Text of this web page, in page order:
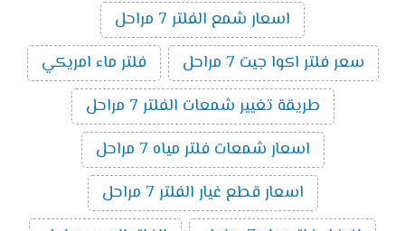
اسعار شمع الفلتر 7 مراحل
سعر فلتر اكوا جيت 7 مراحل
فلتر ماء امريكي
طريقة تغيير شمعات الفلتر 7 مراحل
اسعار شمعات فلتر مياه 7 مراحل
اسعار قطع غيار الفلتر 7 مراحل